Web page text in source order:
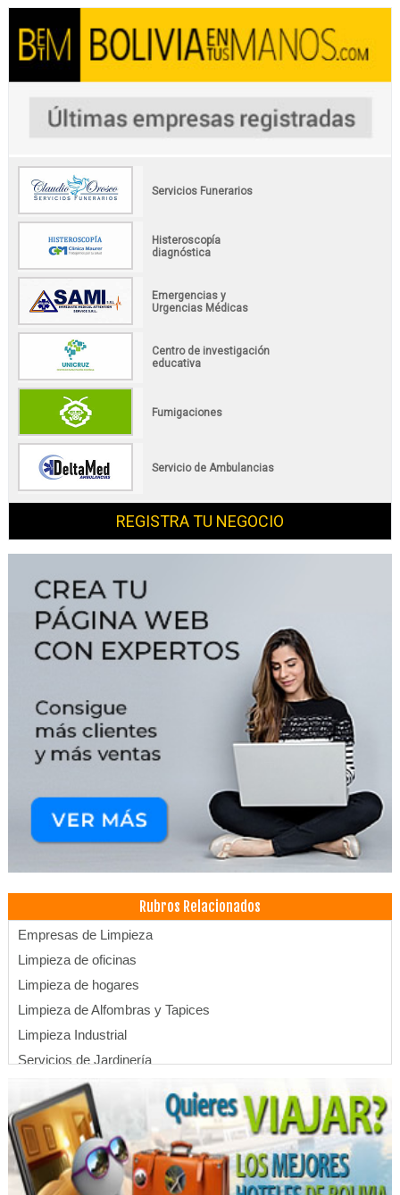
Servicios Funerarios
Histeroscopía
diagnóstica
Emergencias y
Urgencias Médicas
Centro de investigación
educativa
Fumigaciones
Servicio de Ambulancias
REGISTRA TU NEGOCIO
Rubros Relacionados
Empresas de Limpieza
Limpieza de oficinas
Limpieza de hogares
Limpieza de Alfombras y Tapices
Limpieza Industrial
Servicios de Jardinería
Lavado de alfombras
Lavado de tapices
Lavado de interior de vehículos
Lavado de vidrios
Apart Hoteles